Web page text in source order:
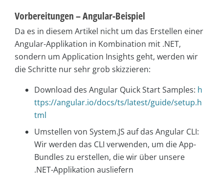
Vorbereitungen – Angular-Beispiel
Da es in diesem Artikel nicht um das Erstellen einer
Angular-Applikation in Kombination mit .NET,
sondern um Application Insights geht, werden wir
die Schritte nur sehr grob skizzieren:
Download des Angular Quick Start Samples: h
ttps://angular.io/docs/ts/latest/guide/setup.h
tml
Umstellen von System.JS auf das Angular CLI:
Wir werden das CLI verwenden, um die App-
Bundles zu erstellen, die wir über unsere
.NET-Applikation ausliefern